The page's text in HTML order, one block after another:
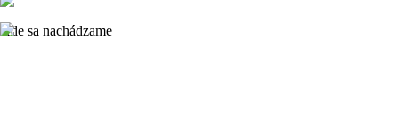
Kde sa nachádzame